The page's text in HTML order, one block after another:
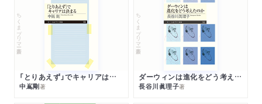
ちくまプリマー新書
「とりあえず」でキャリアは決まる
中嶌剛著
ちくまプリマー新書
ダーウィンは進化をどう考えたのか
長谷川眞理子著